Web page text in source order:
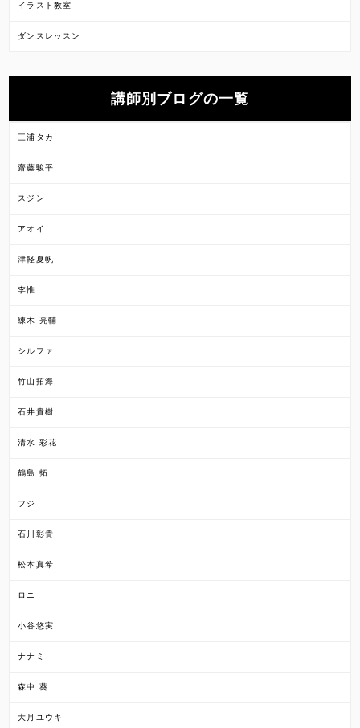
イラスト教室
ダンスレッスン
講師別ブログの一覧
三浦タカ
齋藤駿平
スジン
アオイ
津軽夏帆
李惟
練木 亮輔
シルファ
竹山拓海
石井貴樹
清水 彩花
鶴島 拓
フジ
石川彰貴
松本真希
ロニ
小谷悠実
ナナミ
森中 葵
大月ユウキ